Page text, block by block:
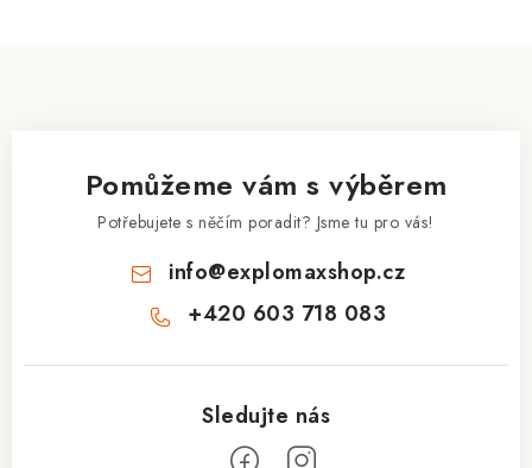
Pomůžeme vám s výběrem
Potřebujete s něčím poradit? Jsme tu pro vás!
info@explomaxshop.cz
+420 603 718 083